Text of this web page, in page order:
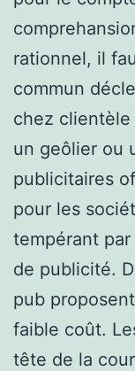
rationnel, il
commun
chez clientèle
un geôlier ou
publicitaires
pour les
tempérant
de publicité.
pub
faible coût.
tête de la